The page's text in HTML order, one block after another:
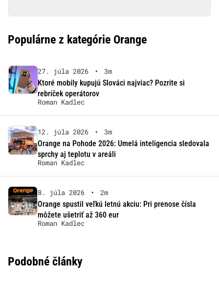
Populárne z kategórie Orange
27. júla 2026 •
3m
Ktoré mobily kupujú Slováci najviac? Pozrite si
rebríček operátorov
Roman Kadlec
12. júla 2026 •
3m
Orange na Pohode 2026: Umelá inteligencia sledovala
sprchy aj teplotu v areáli
Roman Kadlec
8. júla 2026 •
2m
Orange spustil veľkú letnú akciu: Pri prenose čísla
môžete ušetriť až 360 eur
Roman Kadlec
Podobné články